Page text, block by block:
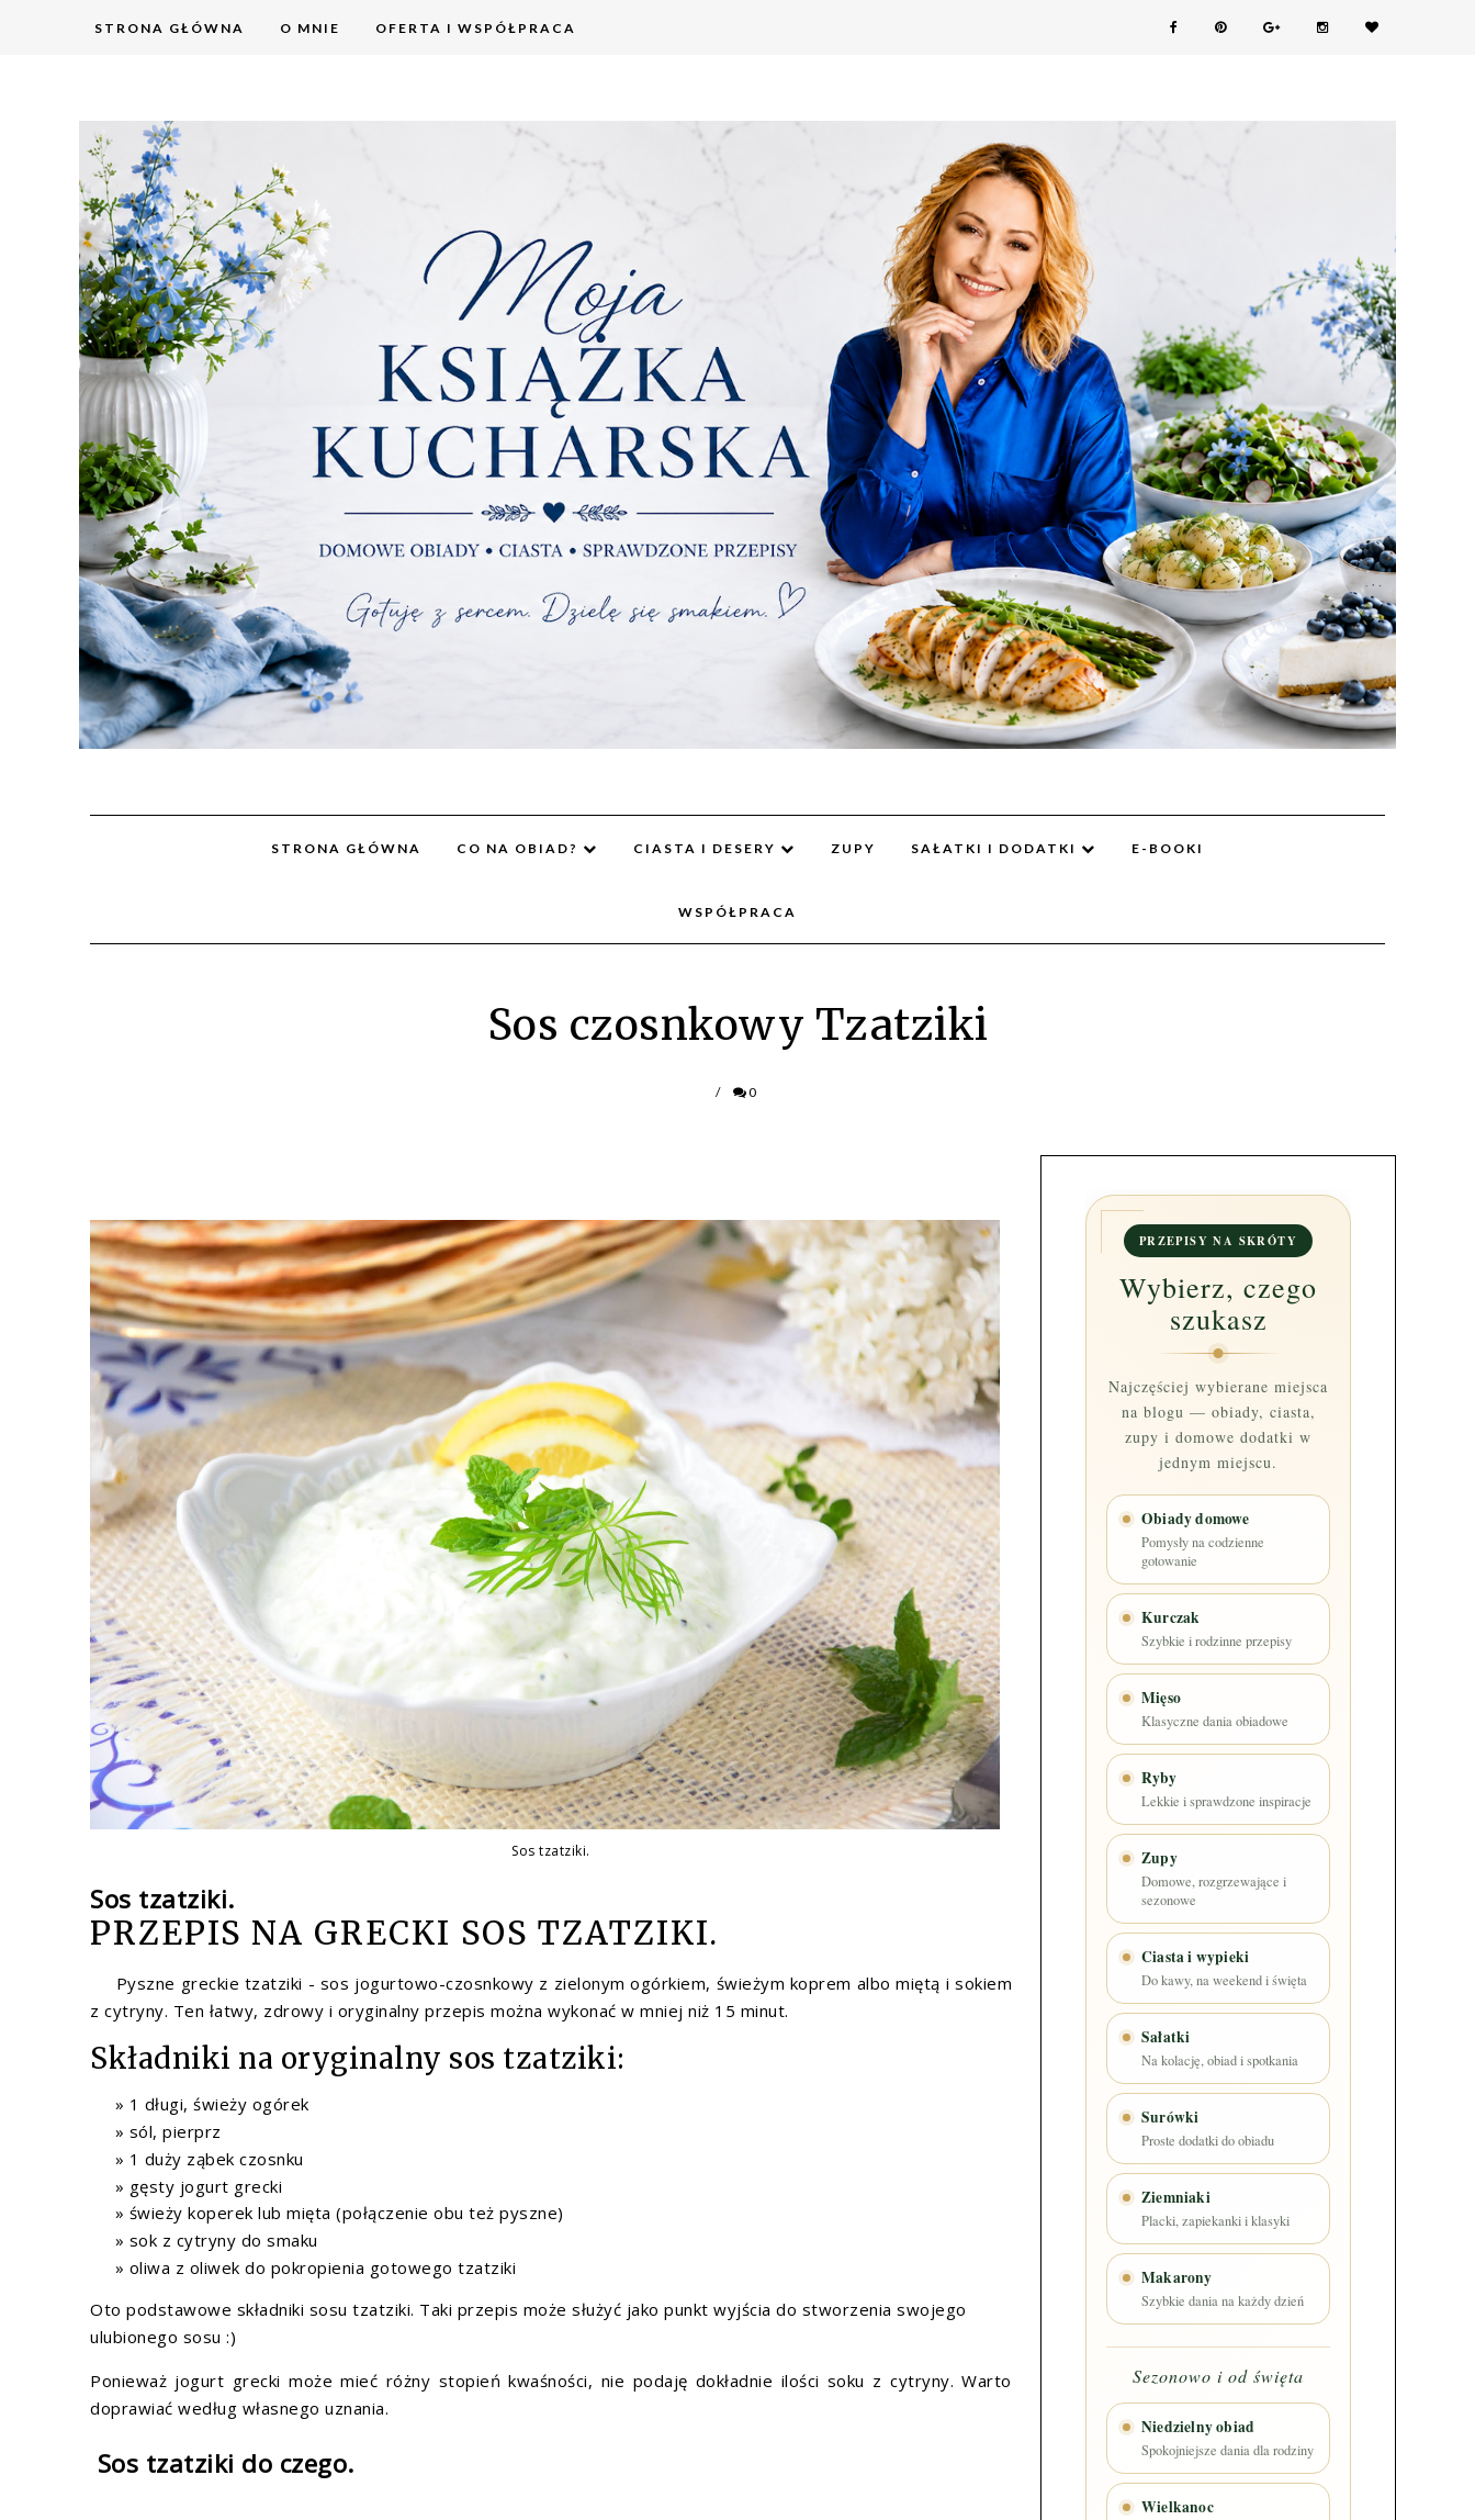
STRONA GŁÓWNA O MNIE OFERTA I WSPÓŁPRACA
STRONA GŁÓWNA CO NA OBIAD? CIASTA I DESERY ZUPY SAŁATKI I DODATKI E-BOOKI
WSPÓŁPRACA
Sos czosnkowy Tzatziki
/ 0
Sos tzatziki.
Sos tzatziki.
PRZEPIS NA GRECKI SOS TZATZIKI.
Pyszne greckie tzatziki - sos jogurtowo-czosnkowy z zielonym ogórkiem, świeżym koprem albo miętą i sokiem
z cytryny. Ten łatwy, zdrowy i oryginalny przepis można wykonać w mniej niż 15 minut.
Składniki na oryginalny sos tzatziki:
1 długi, świeży ogórek
sól, pierprz
1 duży ząbek czosnku
gęsty jogurt grecki
świeży koperek lub mięta (połączenie obu też pyszne)
sok z cytryny do smaku
oliwa z oliwek do pokropienia gotowego tzatziki
Oto podstawowe składniki sosu tzatziki. Taki przepis może służyć jako punkt wyjścia do stworzenia swojego
ulubionego sosu :)
Ponieważ jogurt grecki może mieć różny stopień kwaśności, nie podaję dokładnie ilości soku z cytryny. Warto
doprawiać według własnego uznania.
Sos tzatziki do czego.
PRZEPISY NA SKRÓTY
Wybierz, czego
szukasz
Najczęściej wybierane miejsca
na blogu — obiady, ciasta,
zupy i domowe dodatki w
jednym miejscu.
Obiady domowe
Pomysły na codzienne
gotowanie
Kurczak
Szybkie i rodzinne przepisy
Mięso
Klasyczne dania obiadowe
Ryby
Lekkie i sprawdzone inspiracje
Zupy
Domowe, rozgrzewające i
sezonowe
Ciasta i wypieki
Do kawy, na weekend i święta
Sałatki
Na kolację, obiad i spotkania
Surówki
Proste dodatki do obiadu
Ziemniaki
Placki, zapiekanki i klasyki
Makarony
Szybkie dania na każdy dzień
Sezonowo i od święta
Niedzielny obiad
Spokojniejsze dania dla rodziny
Wielkanoc